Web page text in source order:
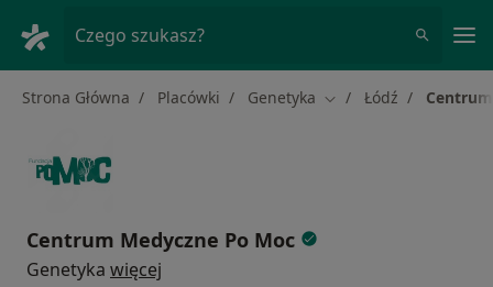
Czego szukasz?
Strona Główna Placówki Genetyka Zmień miasto
Łódź
Centrum Medyczne Po Moc
Genetyka więcej